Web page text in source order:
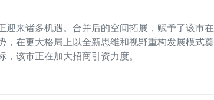
迎来诸多机遇。合并后的空间拓展，赋予了该市在
，在更大格局上以全新思维和视野重构发展模式奠
该市正在加大招商引资力度。